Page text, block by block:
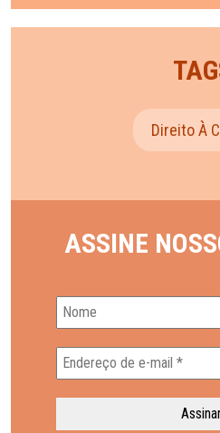
Direito À
ASSINE